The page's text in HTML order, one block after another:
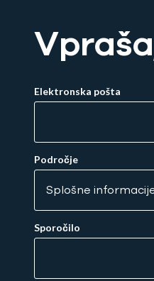
Elektronska pošta
Področje
Sporočilo